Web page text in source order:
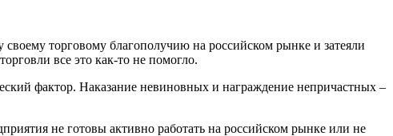
своему торговому благополучию на российском рынке и затеяли
все это как-то не помогло.
фактор. Наказание невиновных и награждение непричастных –
не готовы активно работать на российском рынке или не